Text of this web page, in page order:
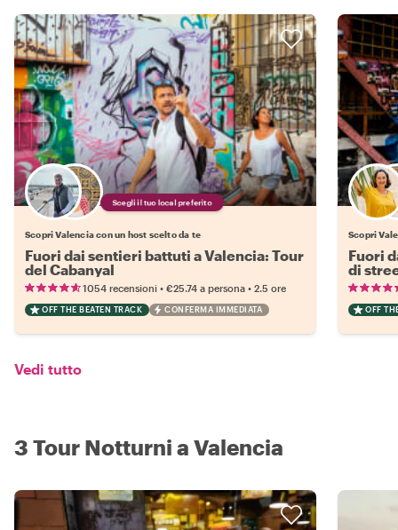
Scegli il tuo local preferito
Scopri Valencia con un host scelto da te
Fuori dai sentieri battuti a Valencia: Tour
del Cabanyal
1054 recensioni • €25.74 a persona • 2.5 ore
OFF THE BEATEN TRACK CONFERMA IMMEDIATA
Scopri
Fuori
di
OFF
Vedi tutto
3 Tour Notturni a Valencia